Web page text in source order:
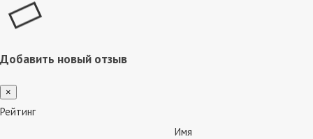
Добавить новый отзыв
×
Рейтинг
Имя